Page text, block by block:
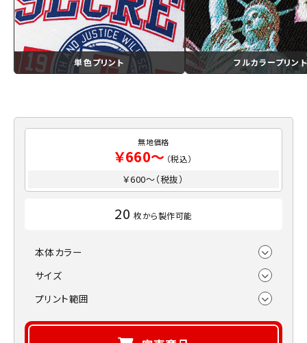
単色プリント フルカラープリント
無地価格
￥660～ （税込）
￥600～（税抜）
20 枚から製作可能
本体カラー
サイズ
プリント範囲